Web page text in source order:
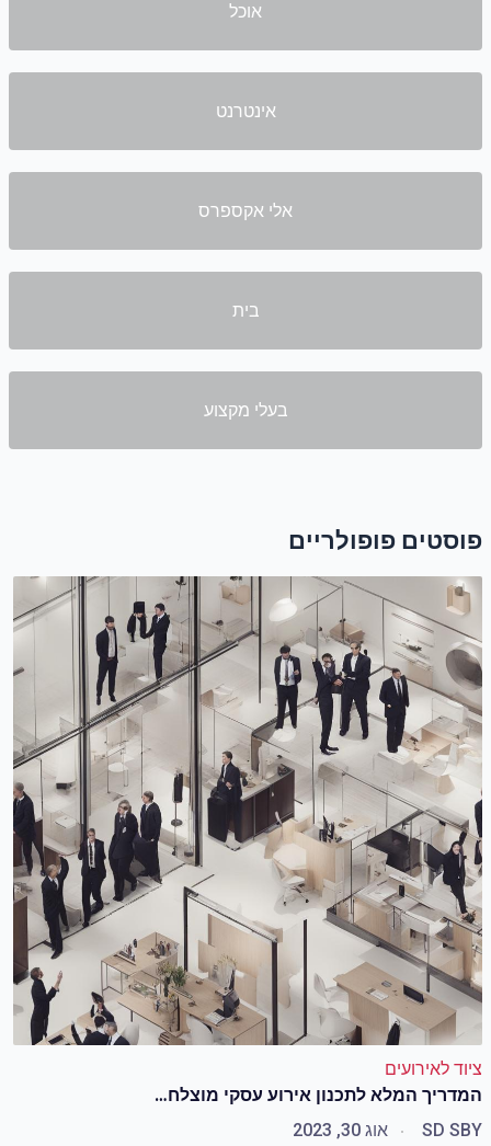
אוכל
אינטרנט
אלי אקספרס
בית
בעלי מקצוע
פוסטים פופולריים
ציוד לאירועים
המדריך המלא לתכנון אירוע עסקי מוצלח…
BY
SD S
אוג 30, 2023